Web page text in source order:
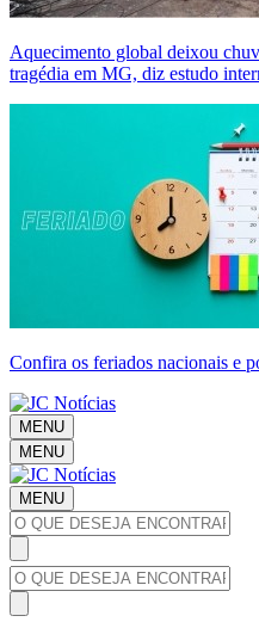
Aquecimento global deixou
tragédia em MG, diz estudo
Confira os feriados nacionais e
MENU
MENU
MENU